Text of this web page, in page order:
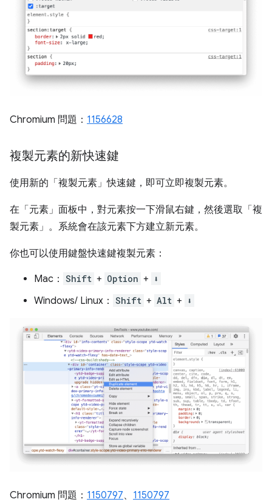
Chromium 問題： 1156628
複製元素的新快速鍵
使用新的「複製元素」快速鍵，即可立即複製元素。
在「元素」 面板中，對元素按一下滑鼠右鍵，然後選取「複
製元素」 。系統會在該元素下方建立新元素。
你也可以使用鍵盤快速鍵複製元素：
Mac： Shift + Option + ⬇️
Windows/ Linux： Shift + Alt + ⬇️
Chromium 問題： 1150797、 1150797